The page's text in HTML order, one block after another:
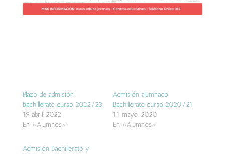
Plazo de admisión
bachillerato curso 2022/23
19 abril, 2022
En «Alumnos»
Admisión alumnado
Bachillerato curso 2020/21
11 mayo, 2020
En «Alumnos»
Admisión Bachillerato y